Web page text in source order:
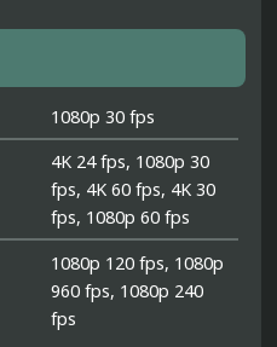
1080p 30 fps
4K 24 fps, 1080p 30
fps, 4K 60 fps, 4K 30
fps, 1080p 60 fps
1080p 120 fps, 1080p
960 fps, 1080p 240
fps